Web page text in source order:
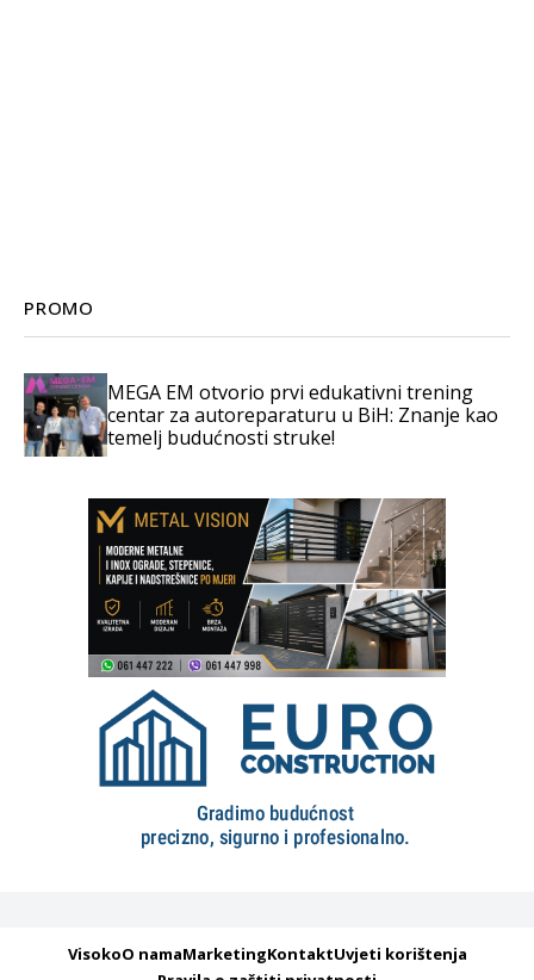
PROMO
MEGA EM otvorio prvi edukativni trening
centar za autoreparaturu u BiH: Znanje kao
temelj budućnosti struke!
VisokoO namaMarketingKontaktUvjeti korištenja